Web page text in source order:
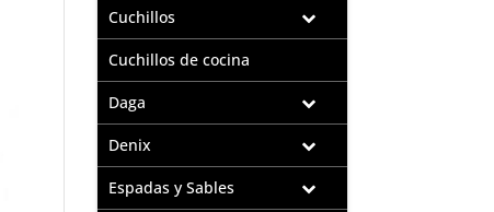
Cuchillos
Cuchillos de cocina
Daga
Denix
Espadas y Sables